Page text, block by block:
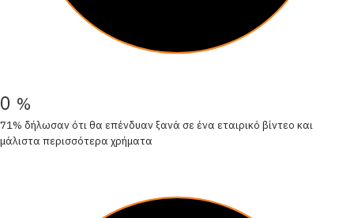
0 %
71% δήλωσαν ότι θα επένδυαν ξανά σε ένα εταιρικό βίντεο και
μάλιστα περισσότερα χρήματα